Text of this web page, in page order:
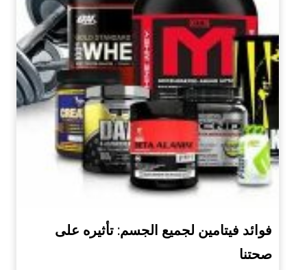
فوائد فيتامين لجميع الجسم: تأثيره على
صحتنا